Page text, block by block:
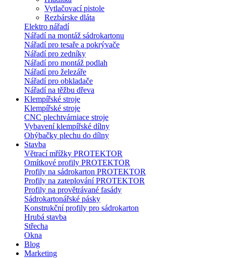
Vytlačovací pistole
Rezbárske dláta
Elektro nářadí
Nářadí na montáž sádrokartonu
Nářadí pro tesaře a pokrývače
Nářadí pro zedníky
Nářadí pro montáž podlah
Nářadí pro železáře
Nářadí pro obkladače
Nářadí na těžbu dřeva
Klempířské stroje
Klempířské stroje
CNC plechtvárniace stroje
Vybavení klempířské dílny
Ohýbačky plechu do dílny
Stavba
Větrací mřížky PROTEKTOR
Omítkové profily PROTEKTOR
Profily na sádrokarton PROTEKTOR
Profily na zateplování PROTEKTOR
Profily na provětrávané fasády
Sádrokartonářské pásky
Konstrukční profily pro sádrokarton
Hrubá stavba
Střecha
Okna
Blog
Marketing